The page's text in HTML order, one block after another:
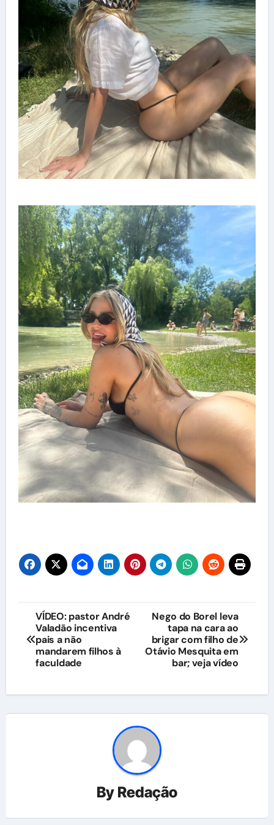
Navegação
de
Post
VÍDEO: pastor André
Valadão incentiva
pais a não
mandarem filhos à
faculdade
Nego do Borel leva
tapa na cara ao
brigar com filho de
Otávio Mesquita em
bar; veja vídeo
By Redação